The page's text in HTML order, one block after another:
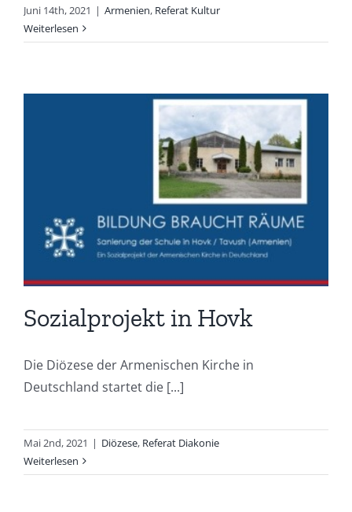
Juni 14th, 2021 | Armenien, Referat Kultur
Weiterlesen
Sozialprojekt in Hovk
Die Diözese der Armenischen Kirche in
Deutschland startet die [...]
Mai 2nd, 2021 | Diözese, Referat Diakonie
Weiterlesen